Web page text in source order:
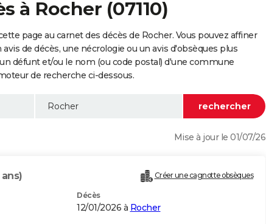
à Rocher (07110)
page au carnet des décès de Rocher. Vous pouvez affiner
de décès, une nécrologie ou un avis d'obsèques plus
défunt et/ou le nom (ou code postal) d'une commune
de recherche ci-dessous.
Mise à jour le 01/07/26
Créer une cagnotte obsèques
Décès
12/01/2026 à Rocher